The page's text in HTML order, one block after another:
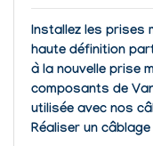
Installez les prises
haute définition
à la nouvelle prise
composants de
utilisée avec nos
Réaliser un